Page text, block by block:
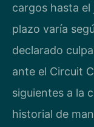
cargos hasta
plazo varía
declarado
ante el Circuit
siguientes a la
historial de